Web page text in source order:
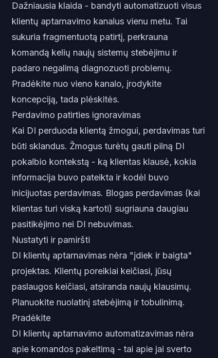
Dažniausia klaida - bandyti automatizuoti visus
klientų aptarnavimo kanalus vienu metu. Tai
sukuria fragmentuotą patirtį, perkrauna
komandą kelių naujų sistemų stebėjimu ir
padaro negalimą diagnozuoti problemų.
Pradėkite nuo vieno kanalo, įrodykite
koncepciją, tada plėskitės.
Perdavimo patirties ignoravimas
Kai DI perduoda klientą žmogui, perdavimas turi
būti sklandus. Žmogus turėtų gauti pilną DI
pokalbio kontekstą - ką klientas klausė, kokia
informacija buvo pateikta ir kodėl buvo
inicijuotas perdavimas. Blogas perdavimas (kai
klientas turi viską kartoti) sugriauna daugiau
pasitikėjimo nei DI nebuvimas.
Nustatyti ir pamiršti
DI klientų aptarnavimas nėra "įdiek ir baigta"
projektas. Klientų poreikiai keičiasi, jūsų
paslaugos keičiasi, atsiranda naujų klausimų.
Planuokite nuolatinį stebėjimą ir tobulinimą.
Pradėkite
DI klientų aptarnavimo automatizavimas nėra
apie komandos pakeitimą - tai apie jai sverto